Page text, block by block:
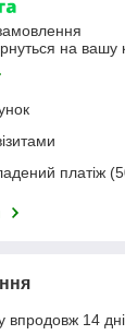
на вашу
впродовж 14